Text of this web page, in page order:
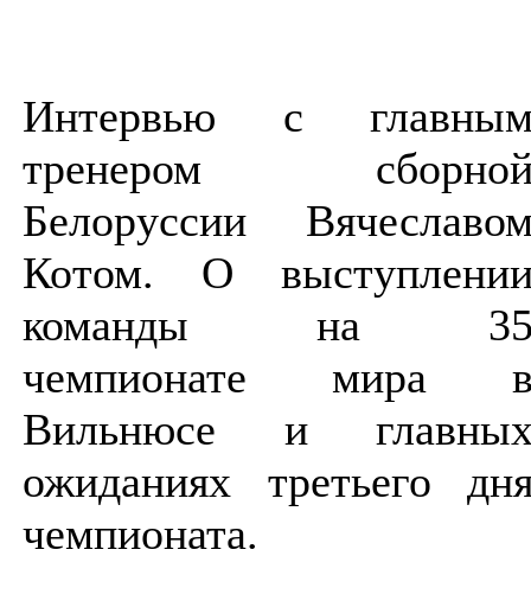
Интервью с
тренером
Белоруссии
Котом. О
команды на
чемпионате мира
Вильнюсе и
ожиданиях третьего
чемпионата.